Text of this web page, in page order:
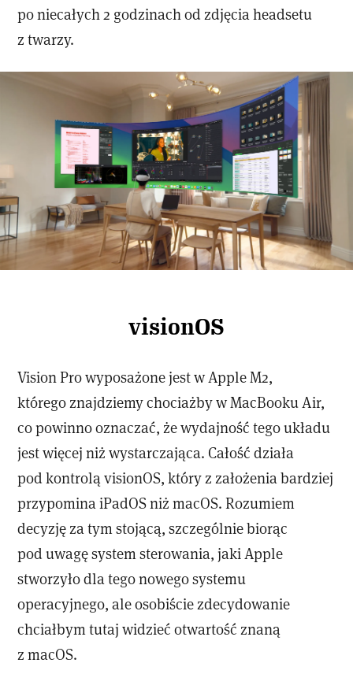
po niecałych 2 godzinach od zdjęcia headsetu
z twarzy.
visionOS
Vision Pro wyposażone jest w Apple M2,
którego znajdziemy chociażby w MacBooku Air,
co powinno oznaczać, że wydajność tego układu
jest więcej niż wystarczająca. Całość działa
pod kontrolą visionOS, który z założenia bardziej
przypomina iPadOS niż macOS. Rozumiem
decyzję za tym stojącą, szczególnie biorąc
pod uwagę system sterowania, jaki Apple
stworzyło dla tego nowego systemu
operacyjnego, ale osobiście zdecydowanie
chciałbym tutaj widzieć otwartość znaną
z macOS.